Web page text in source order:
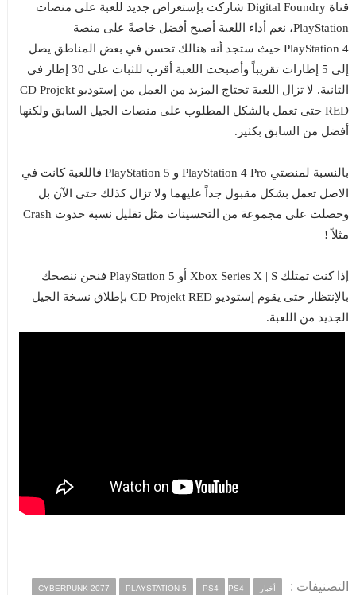
قناة Digital Foundry شاركت بإستعراض جديد للعبة على منصات
PlayStation، نعم أداء اللعبة أصبح أفضل خاصةً على منصة
PlayStation 4 حيث ستجد أنه هنالك تحسن في بعض المناطق يصل
إلى 5 إطارات تقريباً وأصبحت اللعبة أقرب للثبات على 30 إطار في
الثانية. لا تزال اللعبة تحتاج المزيد من العمل من إستوديو CD Projekt
RED حتى تعمل بالشكل المطلوب على منصات الجيل السابق ولكنها
أفضل من السابق بكثير.
بالنسبة لمنصتي PlayStation 4 Pro و PlayStation 5 فاللعبة كانت في
الاصل تعمل بشكل مقبول جداً عليهما ولا تزال كذلك حتى الآن بل
وحصلت على مجموعة من التحسينات مثل تقليل نسبة حدوث Crash
مثلاً !
إذا كنت تمتلك Xbox Series X | S أو PlayStation 5 فنحن ننصحك
بالإنتظار حتى يقوم إستوديو CD Projekt RED بإطلاق نسخة الجيل
الجديد من اللعبة.
التصنيفات : أخبار CYBERPUNK 2077 PLAYSTATION 5 PS4 PS4